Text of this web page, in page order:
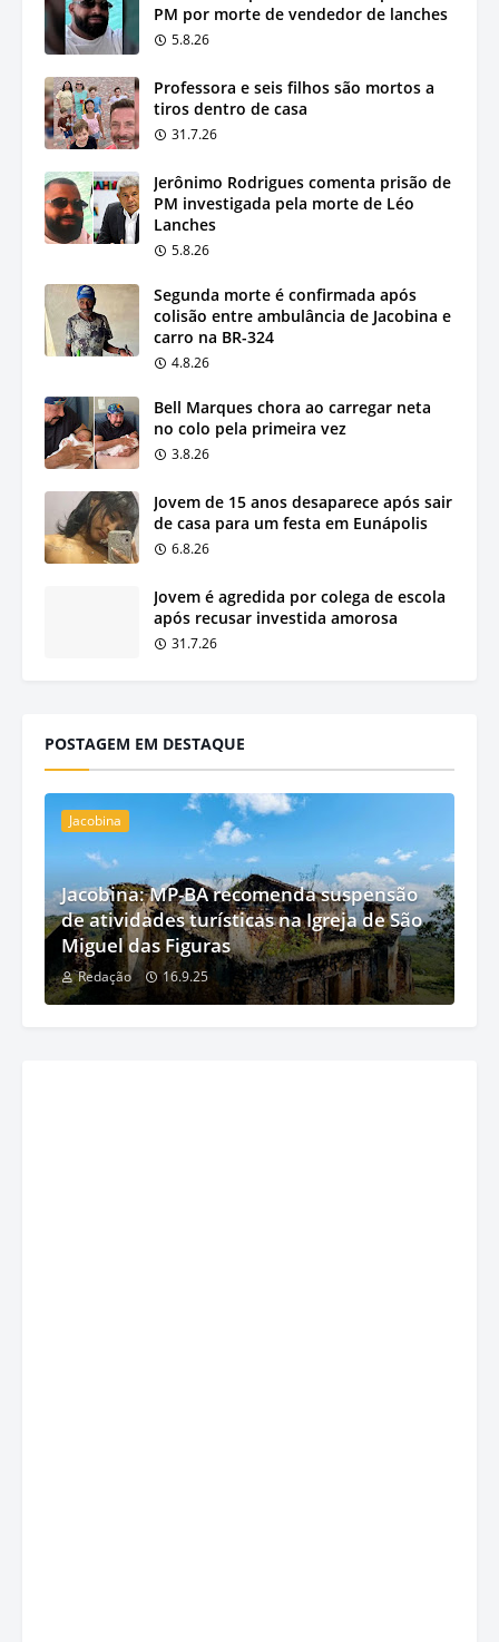
PM por morte de vendedor de lanches
5.8.26
Professora e seis filhos são mortos a
tiros dentro de casa
31.7.26
Jerônimo Rodrigues comenta prisão de
PM investigada pela morte de Léo
Lanches
5.8.26
Segunda morte é confirmada após
colisão entre ambulância de Jacobina e
carro na BR-324
4.8.26
Bell Marques chora ao carregar neta
no colo pela primeira vez
3.8.26
Jovem de 15 anos desaparece após sair
de casa para um festa em Eunápolis
6.8.26
Jovem é agredida por colega de escola
após recusar investida amorosa
31.7.26
POSTAGEM EM DESTAQUE
Jacobina
Jacobina: MP-BA recomenda suspensão
de atividades turísticas na Igreja de São
Miguel das Figuras
Redação 16.9.25